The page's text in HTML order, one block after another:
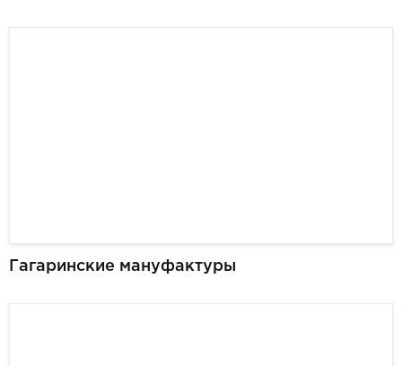
Гагаринские мануфактуры